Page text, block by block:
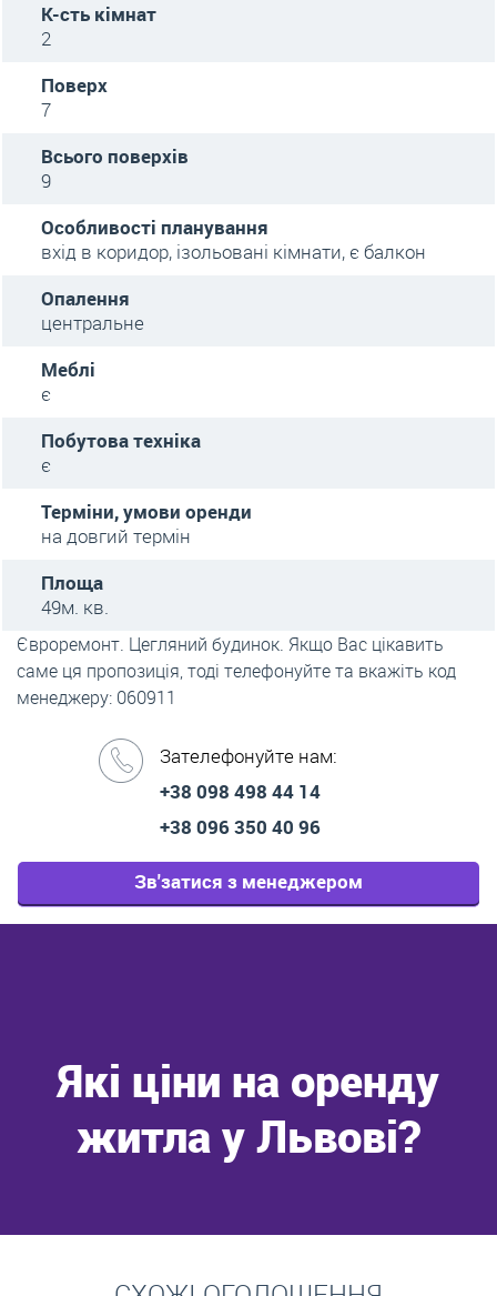
К-сть кімнат
2
Поверх
7
Всього поверхів
9
Особливості планування
вхід в коридор, ізольовані кімнати, є балкон
Опалення
центральне
Меблі
є
Побутова техніка
є
Терміни, умови оренди
на довгий термін
Площа
49м. кв.
Євроремонт. Цегляний будинок. Якщо Вас цікавить
саме ця пропозиція, тоді телефонуйте та вкажіть код
менеджеру: 060911
Зателефонуйте нам:
+38 098 498 44 14
+38 096 350 40 96
Зв'затися з менеджером
Які ціни на оренду
житла у Львові?